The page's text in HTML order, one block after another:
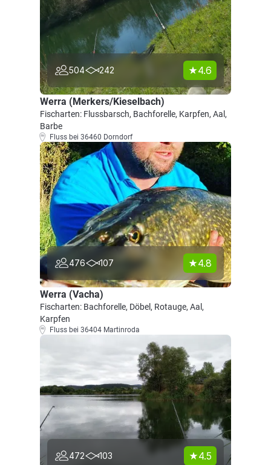
504 242 4.6
Werra (Merkers/Kieselbach)
Fischarten: Flussbarsch, Bachforelle, Karpfen, Aal,
Barbe
Fluss bei 36460 Dorndorf
476 107 4.8
Werra (Vacha)
Fischarten: Bachforelle, Döbel, Rotauge, Aal,
Karpfen
Fluss bei 36404 Martinroda
472 103 4.5